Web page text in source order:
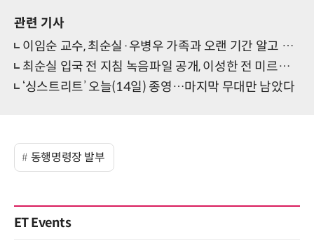
관련 기사
이임순 교수, 최순실·우병우 가족과 오랜 기간 알고 지내 "정유라 아들 분만 때 제주도 내려갔다"
최순실 입국 전 지침 녹음파일 공개, 이성한 전 미르재단 사무총장 언급 "정신 바짝 차리지 않으면 다 죽는다"
‘싱스트리트’ 오늘(14일) 종영…마지막 무대만 남았다
동행명령장 발부
ET Events